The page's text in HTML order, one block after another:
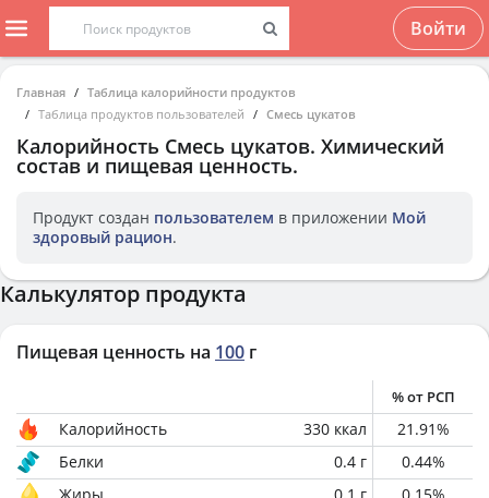
Войти
Главная
Таблица калорийности продуктов
Таблица продуктов пользователей
Смесь цукатов
Калорийность Смесь цукатов. Химический
состав и пищевая ценность.
Продукт создан пользователем в приложении Мой
здоровый рацион.
Калькулятор продукта
Пищевая ценность на 100 г
% от РСП
Калорийность 330 ккал 21.91%
Белки
0.4 г 0.44%